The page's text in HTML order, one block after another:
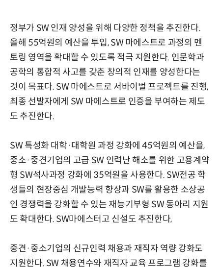
정부가 SW 인재 양성을 위해 다양한 정책을 추진한다.
올해 55억원의 예산을 투입, SW 마에스트로 과정의 멘
토링 영역을 확대할 수 있도록 적극 지원한다. 인문학과
공학의 통합적 사고를 갖춘 창의적 인재를 양성한다는
것이 목표다. SW 마에스트로 서바이벌 프로젝트를 진행,
최종 선발자에게 SW 마에스트로 인증을 부여하는 제도
도 추진한다.
SW 특성화 대학·대학원 과정 강화에 45억원의 예산을,
중소·중견기업의 고급 SW 인력난 해소를 위한 고용계약
형 SW석사과정 강화에 35억원을 사용한다. SW전공 학
생들의 현장중심 개발능력 향상과 SW를 활용한 소상공
인 경쟁력을 강화할 수 있는 재능기부형 SW 동아리 지원
도 확대한다. SW마에스터고 신설도 추진한다,
중견·중소기업의 신규인력 채용과 재직자 역량 강화도
지원한다. SW 채용연수와 재직자 교육 프로그램 강화를